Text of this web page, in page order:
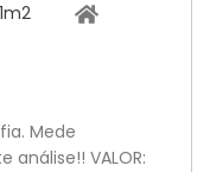
Mede
VALOR: